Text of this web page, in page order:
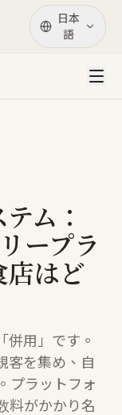
日本
語
ム：
ープラ
店はど
併用」です。
客を集め、自
プラットフォ
料がかかり名